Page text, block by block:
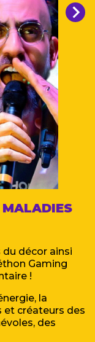
du décor ainsi
Gaming
!
la
et créateurs des
des